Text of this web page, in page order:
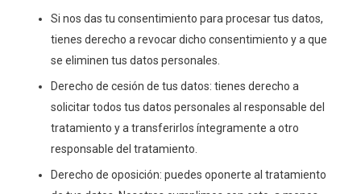
Si nos das tu consentimiento para procesar tus datos,
tienes derecho a revocar dicho consentimiento y a que
se eliminen tus datos personales.
Derecho de cesión de tus datos: tienes derecho a
solicitar todos tus datos personales al responsable del
tratamiento y a transferirlos íntegramente a otro
responsable del tratamiento.
Derecho de oposición: puedes oponerte al tratamiento